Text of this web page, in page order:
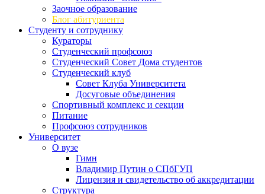
Заочное образование
Блог абитуриента
Студенту и сотруднику
Кураторы
Студенческий профсоюз
Студенческий Совет Дома студентов
Студенческий клуб
Совет Клуба Университета
Досуговые объединения
Спортивный комплекс и секции
Питание
Профсоюз сотрудников
Университет
О вузе
Гимн
Владимир Путин о СПбГУП
Лицензия и свидетельство об аккредитации
Структура